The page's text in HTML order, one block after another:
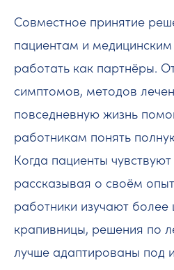
Совместное принятие
пациентам и
работать как партнёры.
симптомов, методов
повседневную жизнь
работникам понять
Когда пациенты
рассказывая о своём
работники изучают
крапивницы, решения по
лучше адаптированы под